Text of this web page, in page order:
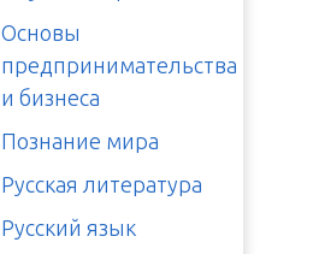
Основы
предпринимательства
и бизнеса
Познание мира
Русская литература
Русский язык